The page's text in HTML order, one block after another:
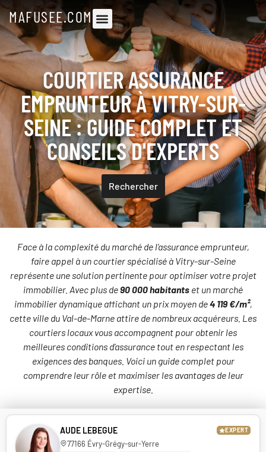
MAFUSEE.COM
COURTIER ASSURANCE
EMPRUNTEUR À VITRY-SUR-
SEINE : GUIDE COMPLET ET
CONSEILS D'EXPERTS
Rechercher
Face à la complexité du marché de l’assurance emprunteur,
faire appel à un courtier spécialisé à Vitry-sur-Seine
représente une solution pertinente pour optimiser votre projet
immobilier. Avec plus de90 000 habitants et un marché
immobilier dynamique affichant un prix moyen de4 119 €/m²,
cette ville du Val-de-Marne attire de nombreux acquéreurs. Les
courtiers locaux vous accompagnent pour obtenir les
meilleures conditions d’assurance tout en respectant les
exigences des banques. Voici un guide complet pour
comprendre leur rôle et maximiser les avantages de leur
expertise.
AUDE LEBEGUE EXPERT
77166 Évry-Grégy-sur-Yerre